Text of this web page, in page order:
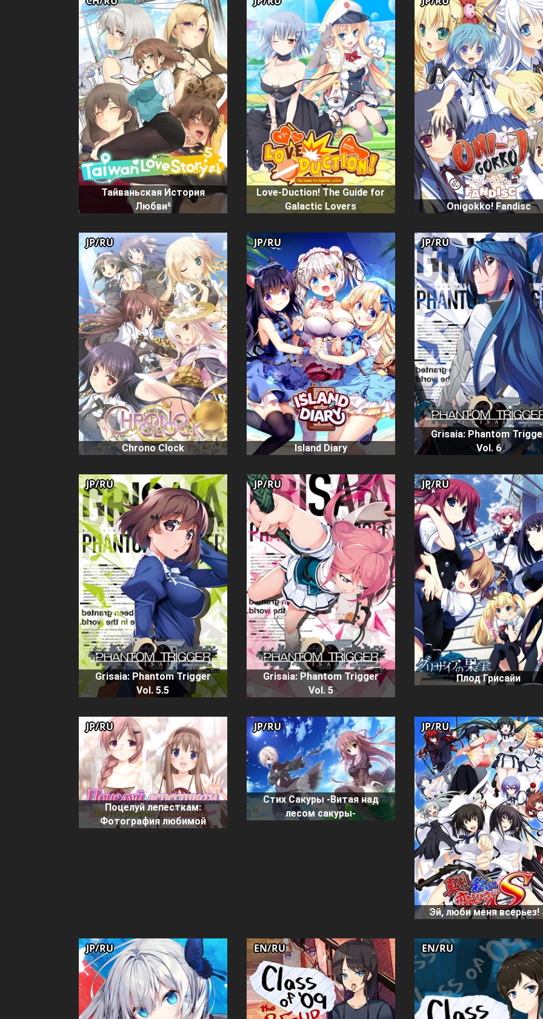
Тайваньская История
Любви⁵
Love-Duction! The Guide for
Galactic Lovers
Onigokko! Fandisc
Chrono Clock
JP/RU
Island Diary
JP/RU
Grisaia: Phantom
Vol. 6
JP/RU
Grisaia: Phantom Trigger
Vol. 5.5
JP/RU
Grisaia: Phantom Trigger
Vol. 5
JP/RU
Плод Грисайи
JP/RU
Поцелуй лепесткам:
Фотография любимой
JP/RU
Стих Сакуры -Витая над
лесом сакуры-
JP/RU
Эй, люби меня всерьез!
JP/RU
JP/RU EN/RU EN/RU